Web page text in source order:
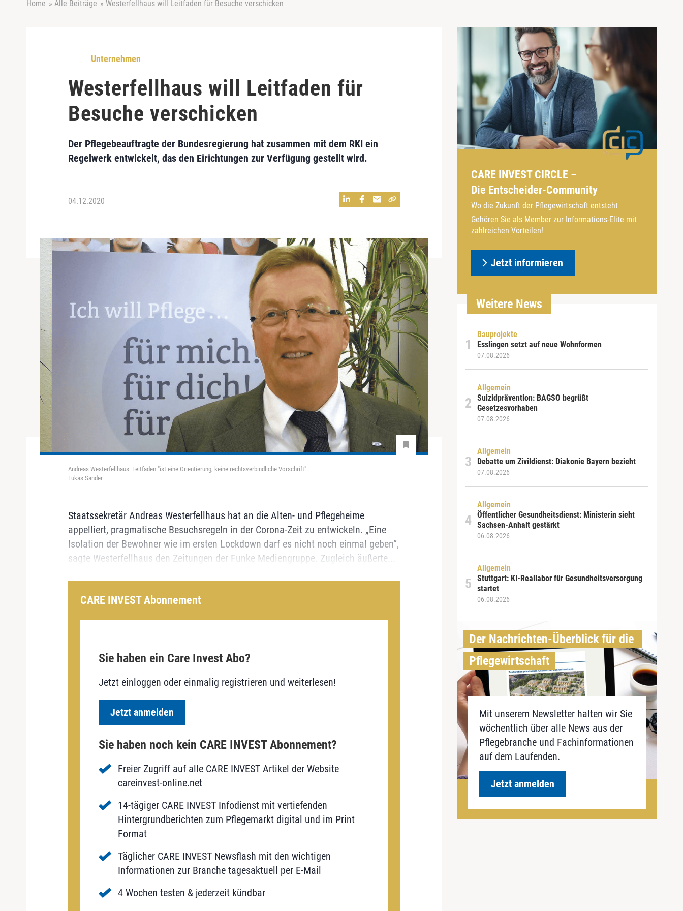
Home » Alle Beiträge » Westerfellhaus will Leitfaden für Besuche verschicken
Unternehmen
Westerfellhaus will Leitfaden für
Besuche verschicken
Der Pflegebeauftragte der Bundesregierung hat zusammen mit dem RKI ein
Regelwerk entwickelt, das den Eirichtungen zur Verfügung gestellt wird.
04.12.2020
Andreas Westerfellhaus: Leitfaden "ist eine Orientierung, keine rechtsverbindliche Vorschrift".
Lukas Sander
Staatssekretär Andreas Westerfellhaus hat an die Alten- und Pflegeheime
appelliert, pragmatische Besuchsregeln in der Corona-Zeit zu entwickeln. „Eine
Isolation der Bewohner wie im ersten Lockdown darf es nicht noch einmal geben“,
sagte Westerfellhaus den Zeitungen der Funke Mediengruppe. Zugleich äußerte...
CARE INVEST Abonnement
Sie haben ein Care Invest Abo?
Jetzt einloggen oder einmalig registrieren und weiterlesen!
Jetzt anmelden
Sie haben noch kein CARE INVEST Abonnement?
Freier Zugriff auf alle CARE INVEST Artikel der Website
careinvest-online.net
14-tägiger CARE INVEST Infodienst mit vertiefenden
Hintergrundberichten zum Pflegemarkt digital und im Print
Format
Täglicher CARE INVEST Newsflash mit den wichtigen
Informationen zur Branche tagesaktuell per E-Mail
4 Wochen testen & jederzeit kündbar
CARE INVEST CIRCLE –
Die Entscheider-Community
Wo die Zukunft der Pflegewirtschaft entsteht
Gehören Sie als Member zur Informations-Elite mit
zahlreichen Vorteilen!
Jetzt informieren
Weitere News
Bauprojekte
Esslingen setzt auf neue Wohnformen
07.08.2026
Allgemein
Suizidprävention: BAGSO begrüßt
Gesetzesvorhaben
07.08.2026
Allgemein
Debatte um Zivildienst: Diakonie Bayern bezieht
07.08.2026
Allgemein
Öffentlicher Gesundheitsdienst: Ministerin sieht
Sachsen-Anhalt gestärkt
06.08.2026
Allgemein
Stuttgart: KI-Reallabor für Gesundheitsversorgung
startet
06.08.2026
Der Nachrichten-Überblick für die
Pflegewirtschaft
Mit unserem Newsletter halten wir Sie
wöchentlich über alle News aus der
Pflegebranche und Fachinformationen
auf dem Laufenden.
Jetzt anmelden